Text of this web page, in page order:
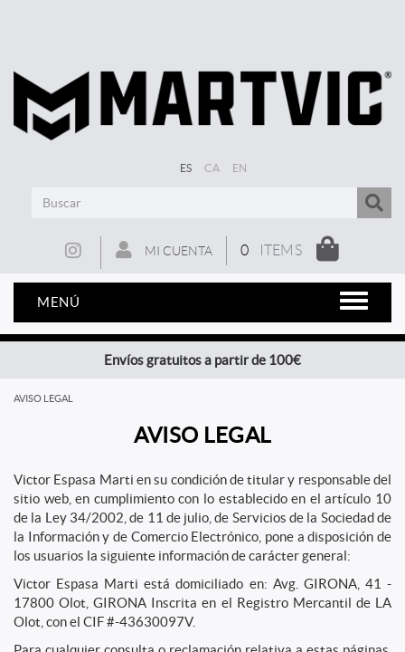
ES CA EN
0 ITEMS
MI CUENTA
MENÚ
Envíos gratuitos a partir de 100€
AVISO LEGAL
AVISO LEGAL
Victor Espasa Marti en su condición de titular y responsable del
sitio web, en cumplimiento con lo establecido en el artículo 10
de la Ley 34/2002, de 11 de julio, de Servicios de la Sociedad de
la Información y de Comercio Electrónico, pone a disposición de
los usuarios la siguiente información de carácter general:
Victor Espasa Marti está domiciliado en: Avg. GIRONA, 41 -
17800 Olot, GIRONA Inscrita en el Registro Mercantil de LA
Olot, con el CIF #-43630097V.